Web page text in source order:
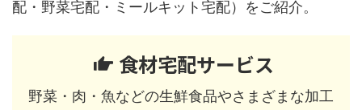
配・野菜宅配・ミールキット宅配）をご紹介。
食材宅配サービス
野菜・肉・魚などの生鮮食品やさまざまな加工